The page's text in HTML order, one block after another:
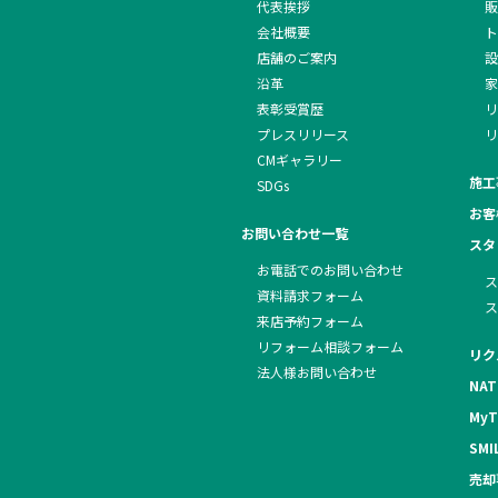
代表挨拶
会社概要
店舗のご案内
沿革
表彰受賞歴
プレスリリース
CMギャラリー
SDGs
お問い合わせ一覧
お電話でのお問い合わせ
資料請求フォーム
来店予約フォーム
リフォーム相談フォーム
法人様お問い合わせ
施
お
ス
リ
売